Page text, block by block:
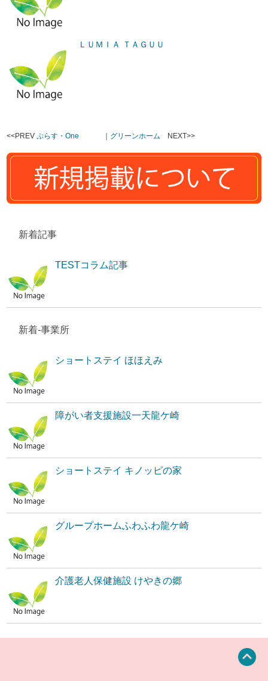
ＬＵＭＩＡ ＴＡＧＵＵ
<<PREVぷらす・One ｜ グリーンホーム NEXT>>
新着記事
TESTコラム記事
新着-事業所
ショートステイ ほほえみ
障がい者支援施設一天龍ケ崎
ショートステイ キノッピの家
グループホームふわふわ龍ケ崎
介護老人保健施設 けやきの郷